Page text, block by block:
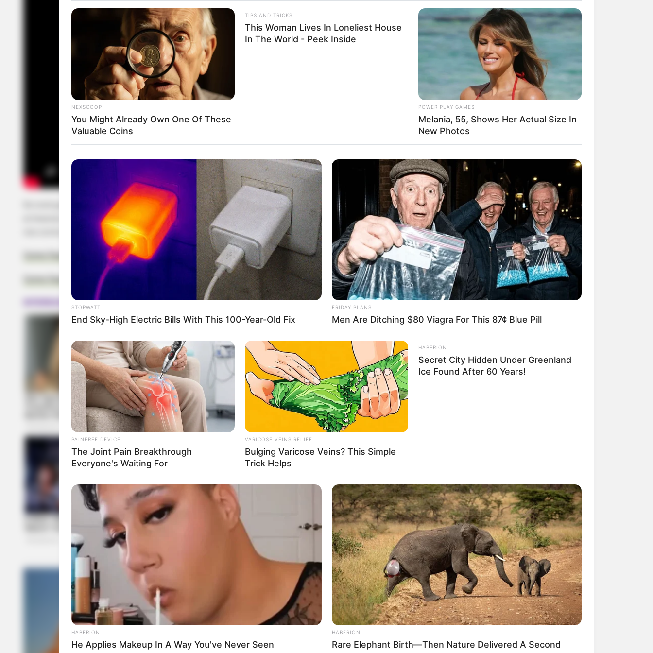
Se você gostou deste conteúdo e acredita que irá te auxiliar muito em sua produção
artesanal, não se esqueça de deixar um comentário nos contando a sua opinião. E também
nos conte quais são as suas outras dúvidas sobre artesanato em EVA.
Como Fazer Enfeite de Porta em EVA – Ursinha Panda
Como Fazer Capa para Caderno em EVA – Elefantinho
NEXSCOOP
You Might Already Own One Of These
Valuable Coins
TIPS AND TRICKS
This Woman Lives In Loneliest House
In The World - Peek Inside
POWER PLAY GAMES
Melania, 55, Shows Her Actual Size In
New Photos
STOPWATT
End Sky-High Electric Bills With This 100-Year-Old Fix
FRIDAY PLANS
Men Are Ditching $80 Viagra For This 87¢ Blue Pill
PAINFREE DEVICE
The Joint Pain Breakthrough
Everyone's Waiting For
VARICOSE VEINS RELIEF
Bulging Varicose Veins? This Simple
Trick Helps
HABERION
Secret City Hidden Under Greenland
Ice Found After 60 Years!
HABERION
He Applies Makeup In A Way You've Never Seen
HABERION
Rare Elephant Birth—Then Nature Delivered A Second